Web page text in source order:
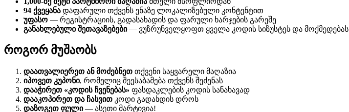
94 ქვეყანა დაფარული თქვენს ენაზე ლოკალიზებული კონტენტით
უფასო — რეგისტრაციის, გადასახადის და ფარული ხარჯების გარეშე
განახლებული შეთავაზებები— ვუზრუნველყოფთ ყველა კოდის სიზუსტეს და მოქმედებას
როგორ მუშაობს
დაათვალიერეთ ან მოძებნეთ თქვენი საყვარელი მაღაზია
იპოვეთ კუპონი, რომელიც შეესაბამება თქვენს შეძენას
დააჭირეთ «კოდის ჩვენებას» ფასდაკლების კოდის სანახავად
დააკოპირეთ და ჩასვით კოდი გადახდის დროს
დაზოგეთ ფული— ასეთი მარტივია!